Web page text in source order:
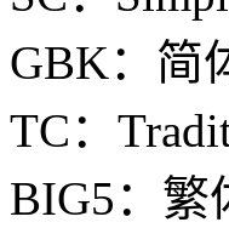
GBK：简
TC：
BIG5：繁